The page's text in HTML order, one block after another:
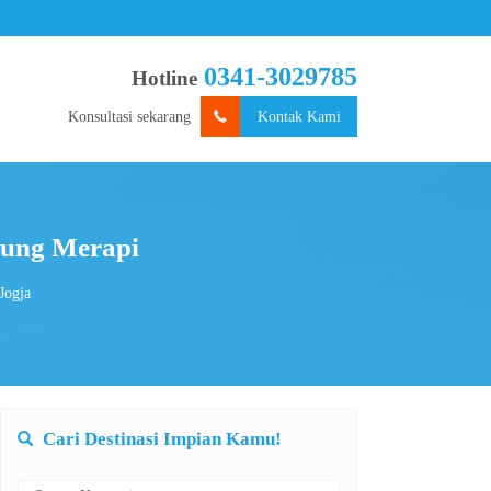
Hotline 0341-3029785
Konsultasi sekarang Kontak Kami
Merapi
Cari Destinasi Impian Kamu!